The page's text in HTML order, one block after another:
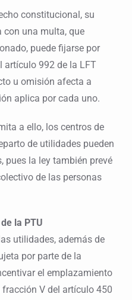
constitucional, su
una multa, que
puede fijarse por
artículo 992 de la LFT
u omisión afecta a
aplica por cada uno.
a ello, los centros de
de utilidades pueden
pues la ley también prevé
de las personas
la PTU
utilidades, además de
por parte de la
el emplazamiento
V del artículo 450